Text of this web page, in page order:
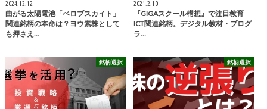
2024.12.12
曲がる太陽電池「ペロブスカイト」
関連銘柄の本命は？ヨウ素株として
も押さえ…
2021.2.10
『GIGAスクール構想』で注目教育
ICT関連銘柄。デジタル教材・プログ
ラ…
銘柄選択 銘柄選択